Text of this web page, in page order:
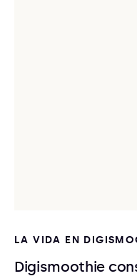
LA VIDA EN
Digismoothie